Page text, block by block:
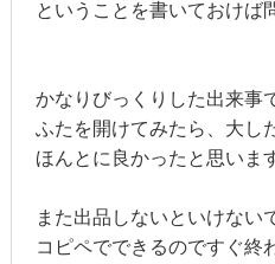
ということを書いておけば
かなりびっくりした出来事
ふたを開けてみたら、大し
ほんとに良かったと思いま
また出品しないといけない
コピペでできるのですぐ終